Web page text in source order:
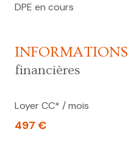
DPE en cours
INFORMATIONS
financières
Loyer CC* / mois
497 €